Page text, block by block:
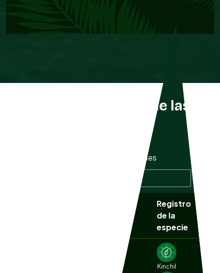
Listado completo de las
especies
Registro
de la
especie
Kinchil